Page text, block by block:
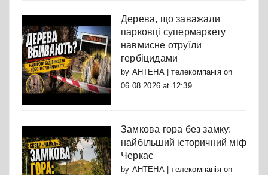
Дерева, що заважали
парковці супермаркету
навмисне отруїли
гербіцидами
by АНТЕНА | телекомпаніяon
06.08.2026 at 12:39
Замкова гора без замку:
найбільший історичний міф
Черкас
by АНТЕНА | телекомпаніяon